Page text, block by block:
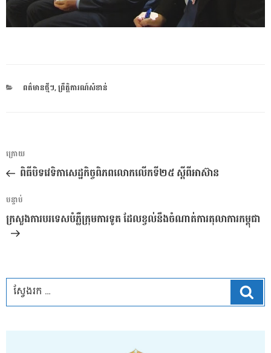
CATEGORIES
ពត៌មានថ្មីៗ,ព្រឹត្តិការណ៍សំខាន់
ការ​
នាំទិស​
ប្រកាស
អត្ថបទ
មុន
ក្រោយ
ពិធីបិទវេទិកាសេដ្ឋកិច្ចពិភពលោកលើកទី២៥ ស្តីពីអាស៊ាន
អត្ថបទ
បន្ទាប់
បន្ទាប់
ក្រសួងការបរទេសបំភ្លឺក្រុមការទូត ដែលខ្វល់នឹងចំណាត់ការតុលាការកម្ពុជា